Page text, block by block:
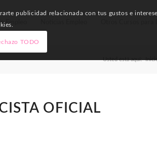
Empleo
Usted está aquí:
OFICIAL
publicidad relacionada con tus gustos e
TODO